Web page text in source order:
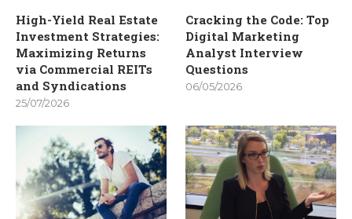
High-Yield Real Estate
Investment Strategies:
Maximizing Returns
via Commercial REITs
and Syndications
25/07/2026
Cracking the Code: Top
Digital Marketing
Analyst Interview
Questions
06/05/2026